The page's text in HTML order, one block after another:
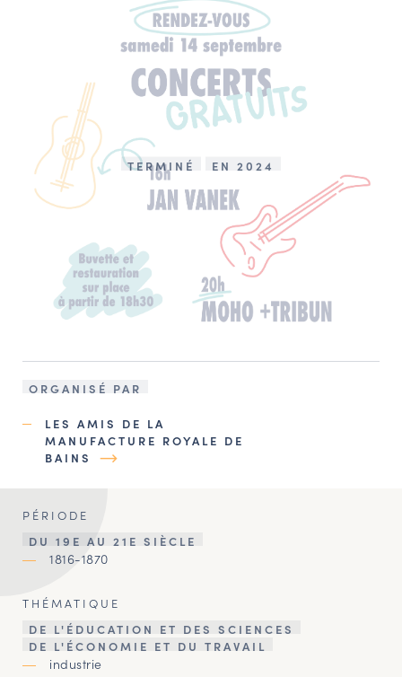
TERMINÉ EN 2024
ORGANISÉ PAR
LES AMIS DE LA
MANUFACTURE ROYALE DE
BAINS
PÉRIODE
DU 19E AU 21E SIÈCLE
1816-1870
THÉMATIQUE
DE L'ÉDUCATION ET DES SCIENCES
DE L'ÉCONOMIE ET DU TRAVAIL
industrie